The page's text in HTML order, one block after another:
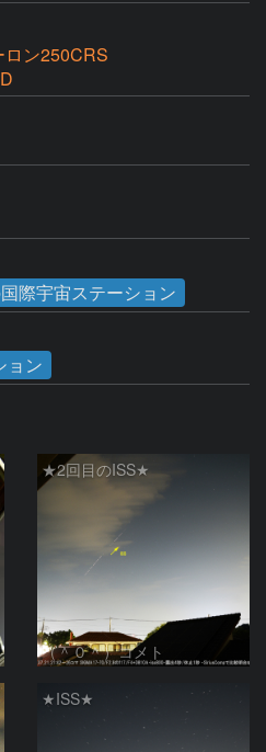
ロン250CRS
際宇宙ステーション
ョン
★2回目のISS★
（＾０＾）コメト
★ISS★